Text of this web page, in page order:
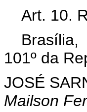
Art. 10.
101º da
JOSÉ
Mailson